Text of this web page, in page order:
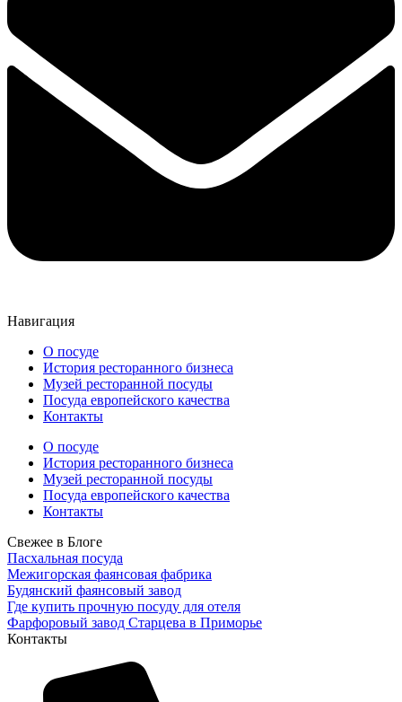
Навигация
О посуде
История ресторанного бизнеса
Музей ресторанной посуды
Посуда европейского качества
Контакты
О посуде
История ресторанного бизнеса
Музей ресторанной посуды
Посуда европейского качества
Контакты
Свежее в Блоге
Пасхальная посуда
Межигорская фаянсовая фабрика
Будянский фаянсовый завод
Где купить прочную посуду для отеля
Фарфоровый завод Старцева в Приморье
Контакты